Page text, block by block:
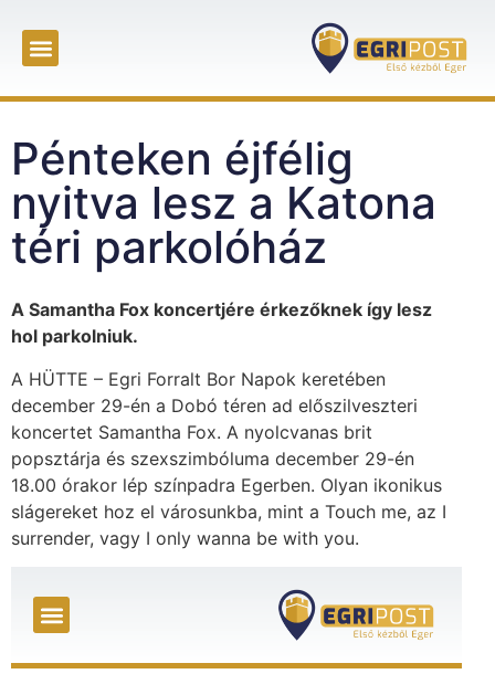
Pénteken éjfélig
nyitva lesz a Katona
téri parkolóház
A Samantha Fox koncertjére érkezőknek így lesz
hol parkolniuk.
A HÜTTE – Egri Forralt Bor Napok keretében
december 29-én a Dobó téren ad előszilveszteri
koncertet Samantha Fox. A nyolcvanas brit
popsztárja és szexszimbóluma december 29-én
18.00 órakor lép színpadra Egerben. Olyan ikonikus
slágereket hoz el városunkba, mint a Touch me, az I
surrender, vagy I only wanna be with you.